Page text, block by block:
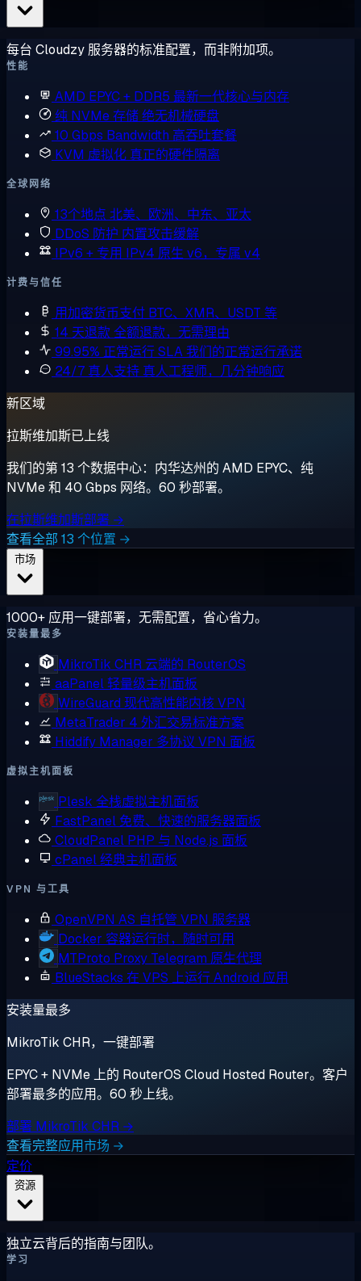
每台 Cloudzy 服务器的标准配置，而非附加项。
性能
AMD EPYC + DDR5 最新一代核心与内存
纯 NVMe 存储绝无机械硬盘
10 Gbps Bandwidth 高吞吐套餐
KVM 虚拟化 真正的硬件隔离
全球网络
13个地点 北美、欧洲、中东、亚太
DDoS 防护 内置攻击缓解
IPv6 + 专用 IPv4 原生 v6，专属 v4
计费与信任
用加密货币支付 BTC、XMR、USDT 等
14 天退款全额退款，无需理由
99.95% 正常运行 SLA我们的正常运行承诺
24/7 真人支持 真人工程师，几分钟响应
新区域
拉斯维加斯已上线
我们的第 13 个数据中心：内华达州的 AMD EPYC、纯
NVMe 和 40 Gbps 网络。60 秒部署。
在拉斯维加斯部署 →
查看全部 13 个位置 →
1000+ 应用一键部署，无需配置，省心省力。
安装量最多
MikroTik CHR 云端的 RouterOS
aaPanel轻量级主机面板
WireGuard 现代高性能内核 VPN
MetaTrader 4 外汇交易标准方案
Hiddify Manager 多协议 VPN 面板
虚拟主机面板
Plesk 全栈虚拟主机面板
FastPanel 免费、快速的服务器面板
CloudPanel PHP 与 Node.js 面板
cPanel经典主机面板
VPN 与工具
OpenVPN AS 自托管 VPN 服务器
Docker 容器运行时，随时可用
MTProto Proxy Telegram 原生代理
BlueStacks 在 VPS 上运行 Android 应用
安装量最多
MikroTik CHR，一键部署
EPYC + NVMe 上的 RouterOS Cloud Hosted Router。客户
部署最多的应用。60 秒上线。
部署 MikroTik CHR →
查看完整应用市场 →
定价
独立云背后的指南与团队。
学习